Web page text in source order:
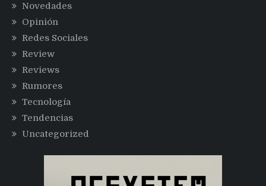
Novedades
Opinión
Redes Sociales
Review
Reviews
Rumores
Tecnología
Tendencias
Uncategorized